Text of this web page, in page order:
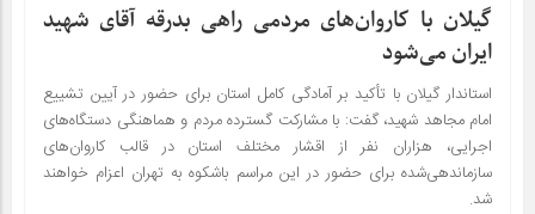
گیلان با کاروان‌های مردمی راهی بدرقه آقای شهید
ایران می‌شود
استاندار گیلان با تأکید بر آمادگی کامل استان برای حضور در آیین تشییع
امام مجاهد شهید، گفت: با مشارکت گسترده مردم و هماهنگی دستگاه‌های
اجرایی، هزاران نفر از اقشار مختلف استان در قالب کاروان‌های
سازماندهی‌شده برای حضور در این مراسم باشکوه به تهران اعزام خواهند
شد.